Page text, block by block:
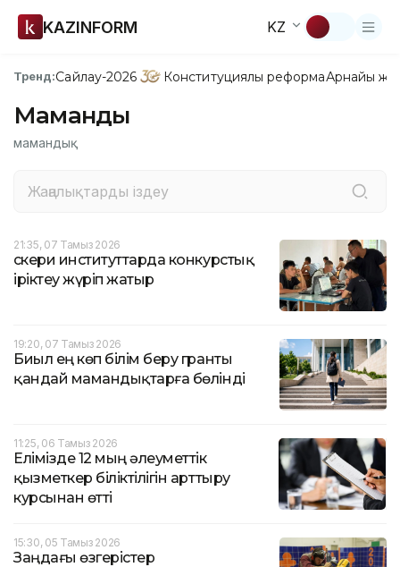
KAZINFORM KZ
Тренд:Сайлау-2026 Конституциялық реформаАрнайы
Мамандық
мамандық
21:35, 07 Тамыз 2026
Әскери институттарда конкурстық
іріктеу жүріп жатыр
19:20, 07 Тамыз 2026
Биыл ең көп білім беру гранты
қандай мамандықтарға бөлінді
11:25, 06 Тамыз 2026
Елімізде 12 мың әлеуметтік
қызметкер біліктілігін арттыру
курсынан өтті
15:30, 05 Тамыз 2026
Заңдағы өзгерістер